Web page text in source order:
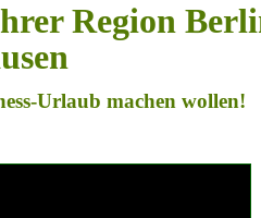
Region
Urlaub machen wollen!